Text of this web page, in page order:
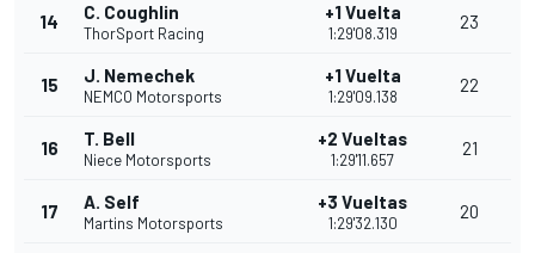
14 C. Coughlin
ThorSport Racing
+1 Vuelta
1:29'08.319
23
15 J. Nemechek
NEMCO Motorsports
+1 Vuelta
1:29'09.138
22
16 T. Bell
Niece Motorsports
+2 Vueltas
1:29'11.657
21
17 A. Self
Martins Motorsports
+3 Vueltas
1:29'32.130
20